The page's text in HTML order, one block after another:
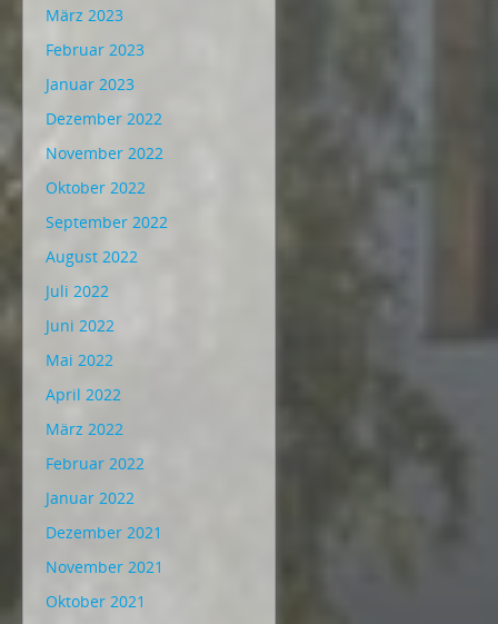
März 2023
Februar 2023
Januar 2023
Dezember 2022
November 2022
Oktober 2022
September 2022
August 2022
Juli 2022
Juni 2022
Mai 2022
April 2022
März 2022
Februar 2022
Januar 2022
Dezember 2021
November 2021
Oktober 2021